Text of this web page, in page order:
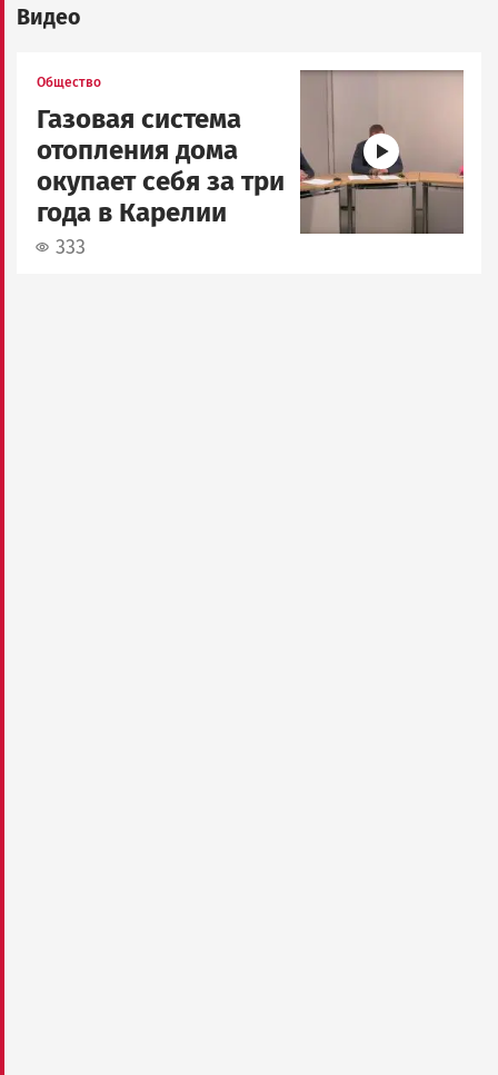
Видео
Общество
Газовая система
отопления дома
окупает себя за три
года в Карелии
333